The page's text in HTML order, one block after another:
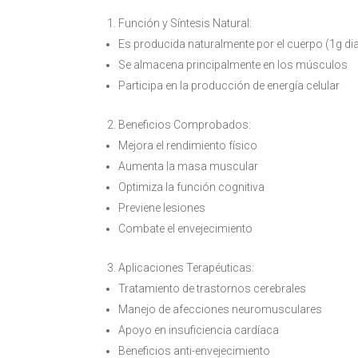
Función y Síntesis Natural:
Es producida naturalmente por el cuerpo (1g
Se almacena principalmente en los músculos
Participa en la producción de energía celular
Beneficios Comprobados:
Mejora el rendimiento físico
Aumenta la masa muscular
Optimiza la función cognitiva
Previene lesiones
Combate el envejecimiento
Aplicaciones Terapéuticas:
Tratamiento de trastornos cerebrales
Manejo de afecciones neuromusculares
Apoyo en insuficiencia cardíaca
Beneficios anti-envejecimiento